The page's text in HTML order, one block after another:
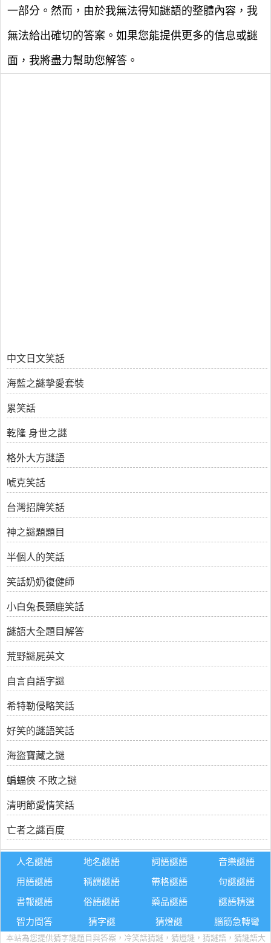
一部分。然而，由於我無法得知謎語的整體內容，我
無法給出確切的答案。如果您能提供更多的信息或謎
面，我將盡力幫助您解答。
中文日文笑話
海藍之謎摯愛套裝
累笑話
乾隆 身世之謎
格外大方謎語
唬克笑話
台灣招牌笑話
神之謎題題目
半個人的笑話
笑話奶奶復健師
小白兔長頸鹿笑話
謎語大全題目解答
荒野謎屍英文
自言自語字謎
希特勒侵略笑話
好笑的謎語笑話
海盜寶藏之謎
蝙蝠俠 不敗之謎
清明節愛情笑話
亡者之謎百度
人名謎語 地名謎語 詞語謎語
音樂謎語
用語謎語
稱謂謎語 帶格謎語
句謎謎語
書報謎語
俗語謎語 藥品謎語
謎語精選
智力問答
猜字謎 猜燈謎 腦筋急轉彎
本站為您提供猜字謎題目與答案，冷笑話猜謎，猜燈謎，猜謎語，猜謎語大